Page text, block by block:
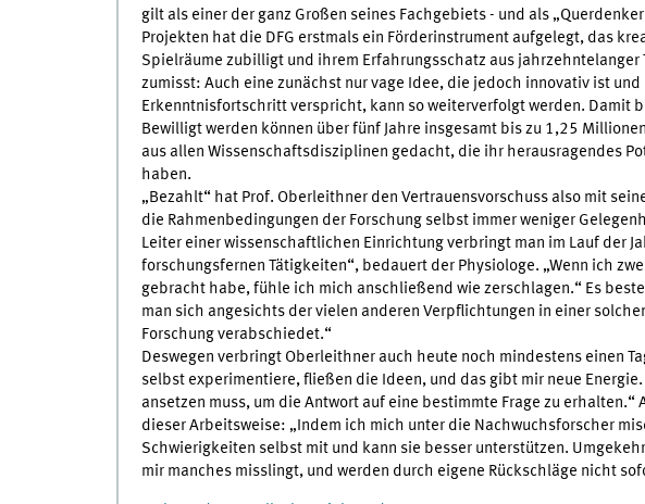
gilt als einer der ganz Großen seines Fachgebiets - und als
Projekten hat die DFG erstmals ein Förderinstrument aufgelegt, das
Spielräume zubilligt und ihrem Erfahrungsschatz aus
zumisst: Auch eine zunächst nur vage Idee, die jedoch innovativ ist
Erkenntnisfortschritt verspricht, kann so weiterverfolgt werden. Damit
Bewilligt werden können über fünf Jahre insgesamt bis zu 1,25
aus allen Wissenschaftsdisziplinen gedacht, die ihr herausragendes
haben.
„Bezahlt“ hat Prof. Oberleithner den Vertrauensvorschuss also mit
die Rahmenbedingungen der Forschung selbst immer weniger
Leiter einer wissenschaftlichen Einrichtung verbringt man im Lauf der
forschungsfernen Tätigkeiten“, bedauert der Physiologe. „Wenn ich
gebracht habe, fühle ich mich anschließend wie zerschlagen.“ Es
man sich angesichts der vielen anderen Verpflichtungen in einer
Forschung verabschiedet.“
Deswegen verbringt Oberleithner auch heute noch mindestens einen
selbst experimentiere, fließen die Ideen, und das gibt mir neue
ansetzen muss, um die Antwort auf eine bestimmte Frage zu
dieser Arbeitsweise: „Indem ich mich unter die Nachwuchsforscher
Schwierigkeiten selbst mit und kann sie besser unterstützen.
mir manches misslingt, und werden durch eigene Rückschläge nicht